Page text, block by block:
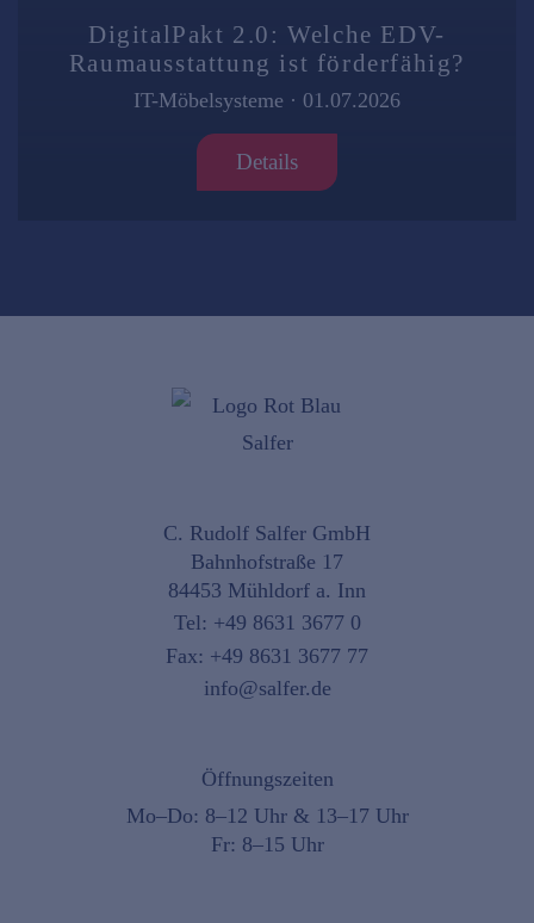
DigitalPakt 2.0: Welche EDV-
Raumausstattung ist förderfähig?
IT-Möbelsysteme · 01.07.2026
Details
C. Rudolf Salfer GmbH
Bahnhofstraße 17
84453 Mühldorf a. Inn
Tel: +49 8631 3677 0
Fax: +49 8631 3677 77
info@salfer.de
Öffnungszeiten
Mo–Do: 8–12 Uhr & 13–17 Uhr
Fr: 8–15 Uhr